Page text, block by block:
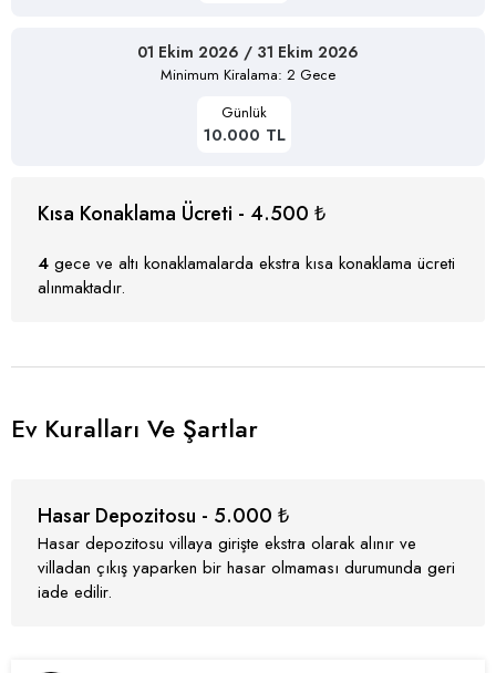
01 Ekim 2026 / 31 Ekim 2026
Minimum Kiralama: 2 Gece
Günlük
10.000 TL
Kısa Konaklama Ücreti - 4.500 ₺
4 gece ve altı konaklamalarda ekstra kısa konaklama ücreti
alınmaktadır.
Ev Kuralları Ve Şartlar
Hasar Depozitosu - 5.000 ₺
Hasar depozitosu villaya girişte ekstra olarak alınır ve
villadan çıkış yaparken bir hasar olmaması durumunda geri
iade edilir.